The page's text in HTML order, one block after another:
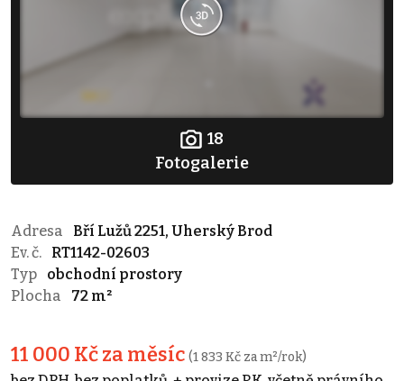
18
Fotogalerie
Adresa
Bří Lužů 2251, Uherský Brod
Ev. č.
RT1142-02603
Typ
obchodní prostory
Plocha
72 m²
11 000 Kč za měsíc (1 833 Kč za m²/rok)